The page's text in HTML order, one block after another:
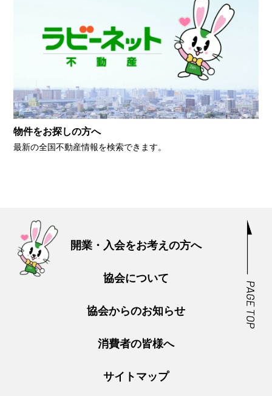
物件をお探しの方へ
最新の全国不動産情報を検索できます。
開業・入会をお考えの方へ
協会について
協会からのお知らせ
消費者の皆様へ
サイトマップ